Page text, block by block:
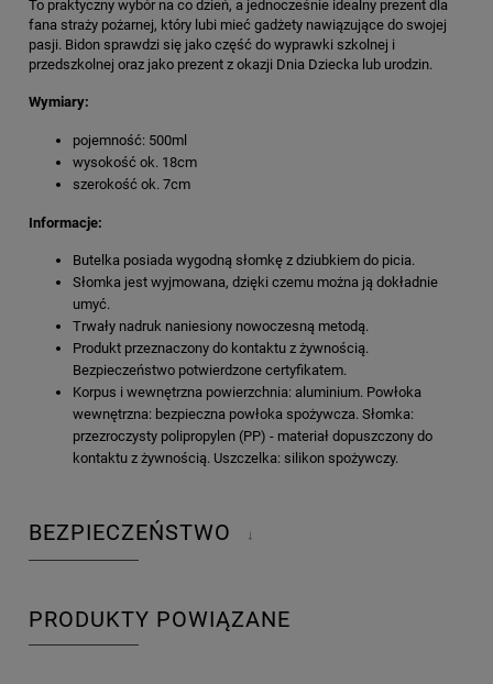
To praktyczny wybór na co dzień, a jednocześnie idealny prezent dla
fana straży pożarnej, który lubi mieć gadżety nawiązujące do swojej
pasji. Bidon sprawdzi się jako część do wyprawki szkolnej i
przedszkolnej oraz jako prezent z okazji Dnia Dziecka lub urodzin.
Wymiary:
pojemność: 500ml
wysokość ok. 18cm
szerokość ok. 7cm
Informacje:
Butelka posiada wygodną słomkę z dziubkiem do picia.
Słomka jest wyjmowana, dzięki czemu można ją dokładnie
umyć.
Trwały nadruk naniesiony nowoczesną metodą.
Produkt przeznaczony do kontaktu z żywnością.
Bezpieczeństwo potwierdzone certyfikatem.
Korpus i wewnętrzna powierzchnia: aluminium. Powłoka
wewnętrzna: bezpieczna powłoka spożywcza. Słomka:
przezroczysty polipropylen (PP) - materiał dopuszczony do
kontaktu z żywnością. Uszczelka: silikon spożywczy.
BEZPIECZEŃSTWO ↓
PRODUKTY POWIĄZANE